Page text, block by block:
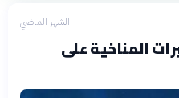
الشهر الماضي
المناخية على